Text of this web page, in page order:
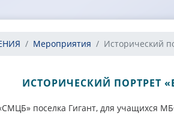
Мероприятия Исторический
ИСТОРИЧЕСКИЙ ПОРТРЕТ
поселка Гигант, для учащихся